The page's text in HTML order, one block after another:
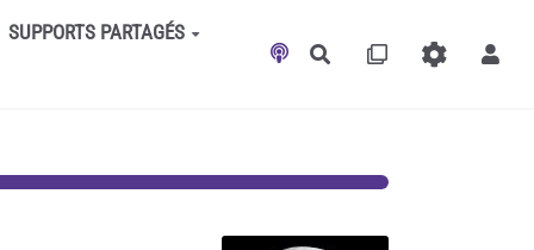
SUPPORTS PARTAGÉS
Rechercher